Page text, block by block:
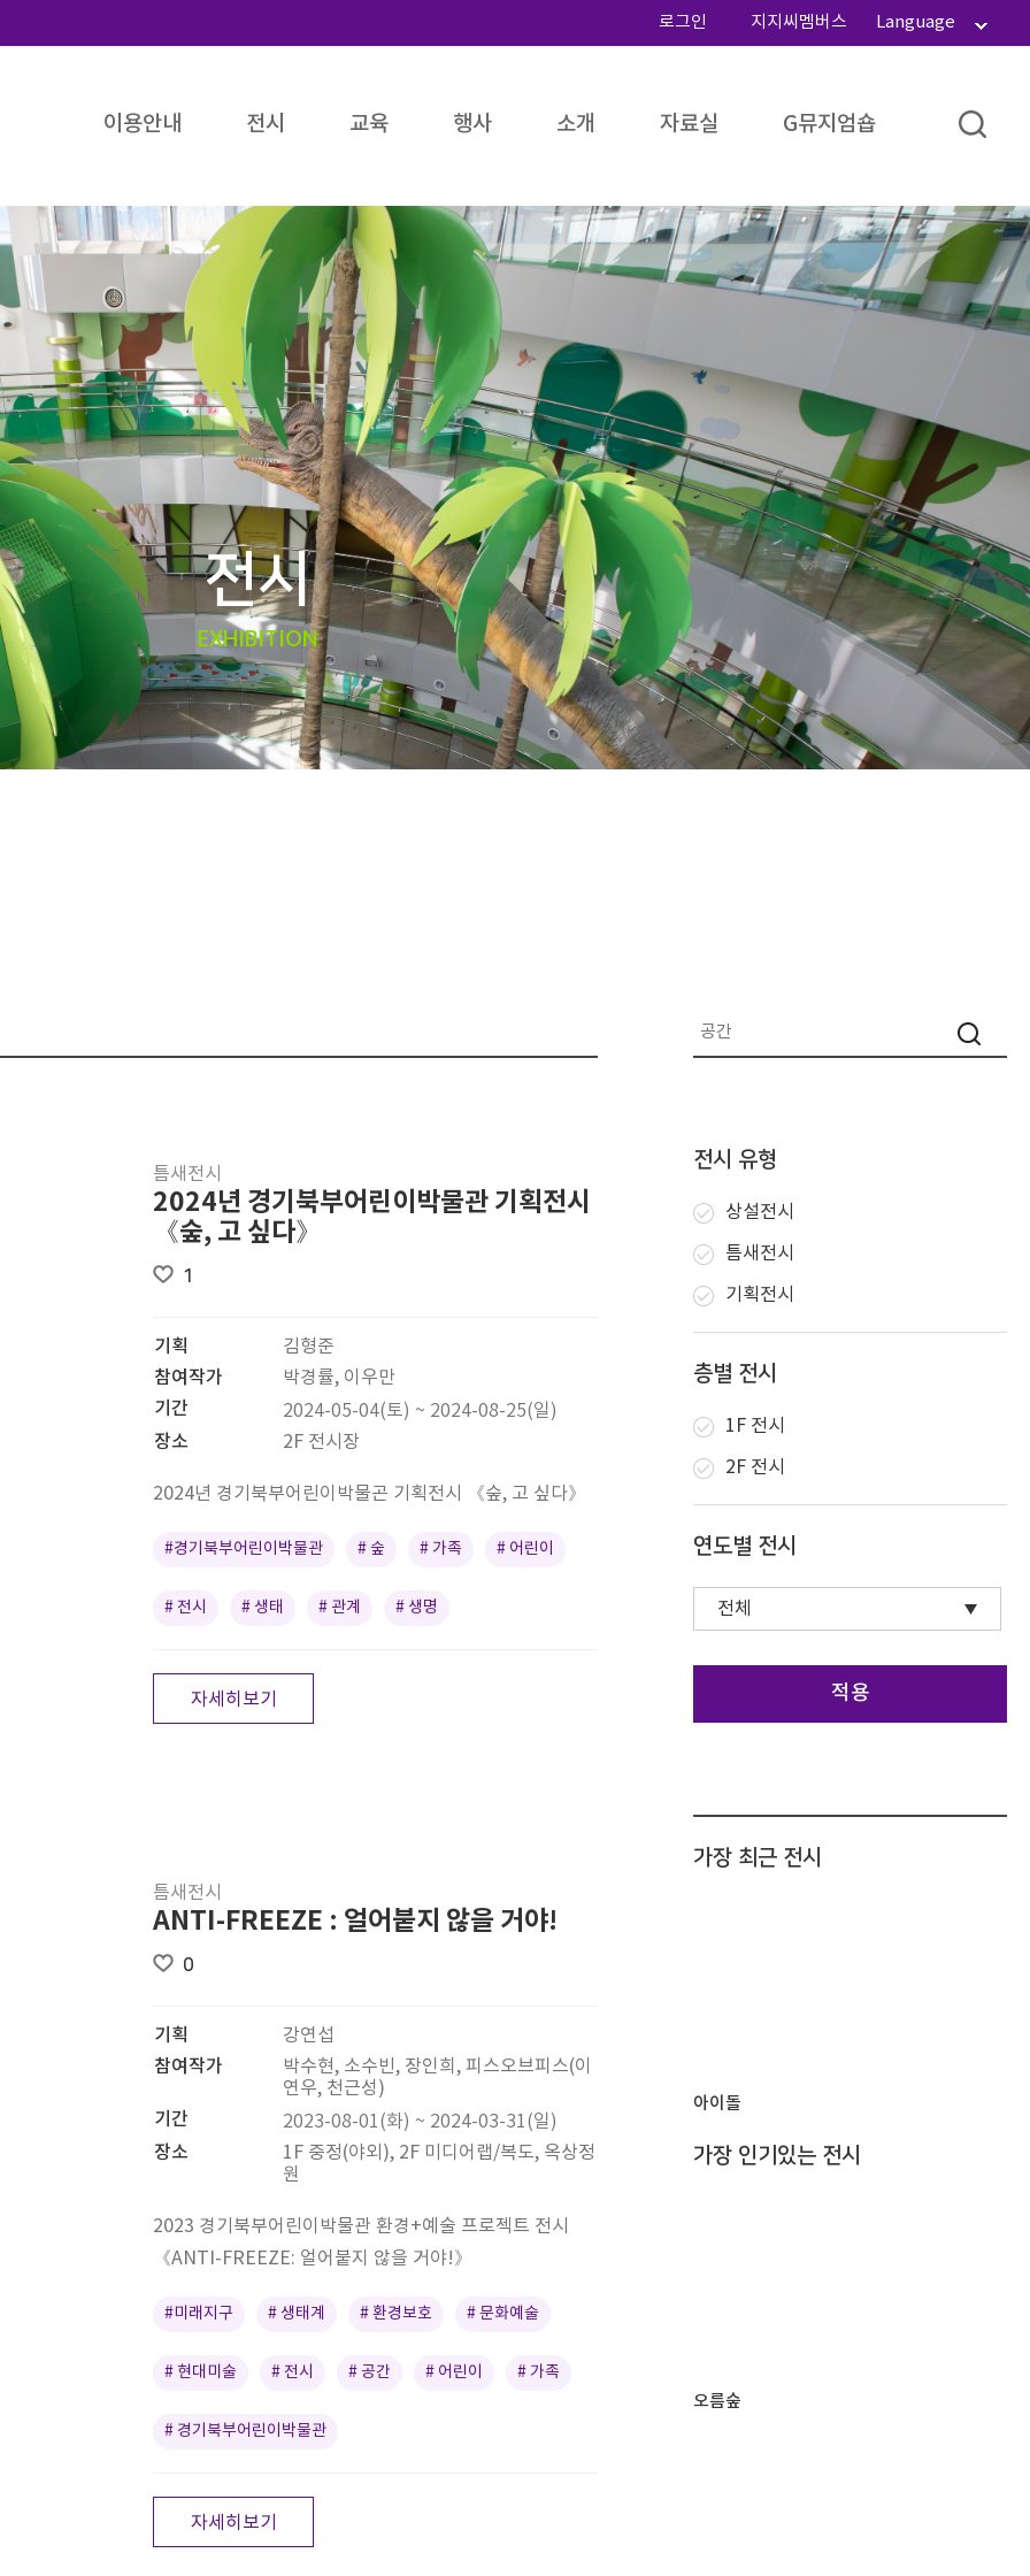
로그인 지지씨멤버스 Language
이용안내 전시 교육 행사 소개 자료실 G뮤지엄숍
전시
EXHIBITION
틈새전시
2024년 경기북부어린이박물관 기획전시
《숲, 고 싶다》
1
기획
김형준
참여작가
박경률, 이우만
기간
2024-05-04(토) ~ 2024-08-25(일)
장소 2F 전시장
2024년 경기북부어린이박물곤 기획전시 《숲, 고 싶다》
#경기북부어린이박물관 # 숲 # 가족 # 어린이
# 전시 # 생태 # 관계 # 생명
자세히보기
틈새전시
ANTI-FREEZE : 얼어붙지 않을 거야!
0
기획
강연섭
참여작가
박수현, 소수빈, 장인희, 피스오브피스(이
연우, 천근성)
기간
2023-08-01(화) ~ 2024-03-31(일)
장소
1F 중정(야외), 2F 미디어랩/복도, 옥상정
원
2023 경기북부어린이박물관 환경+예술 프로젝트 전시
《ANTI-FREEZE: 얼어붙지 않을 거야!》
#미래지구 # 생태계 # 환경보호 # 문화예술
# 현대미술 # 전시 # 공간 # 어린이 # 가족
# 경기북부어린이박물관
자세히보기
전시 유형
상설전시
틈새전시
기획전시
층별 전시
1F 전시
2F 전시
연도별 전시
적용
가장 최근 전시
아이돌
가장 인기있는 전시
오름숲